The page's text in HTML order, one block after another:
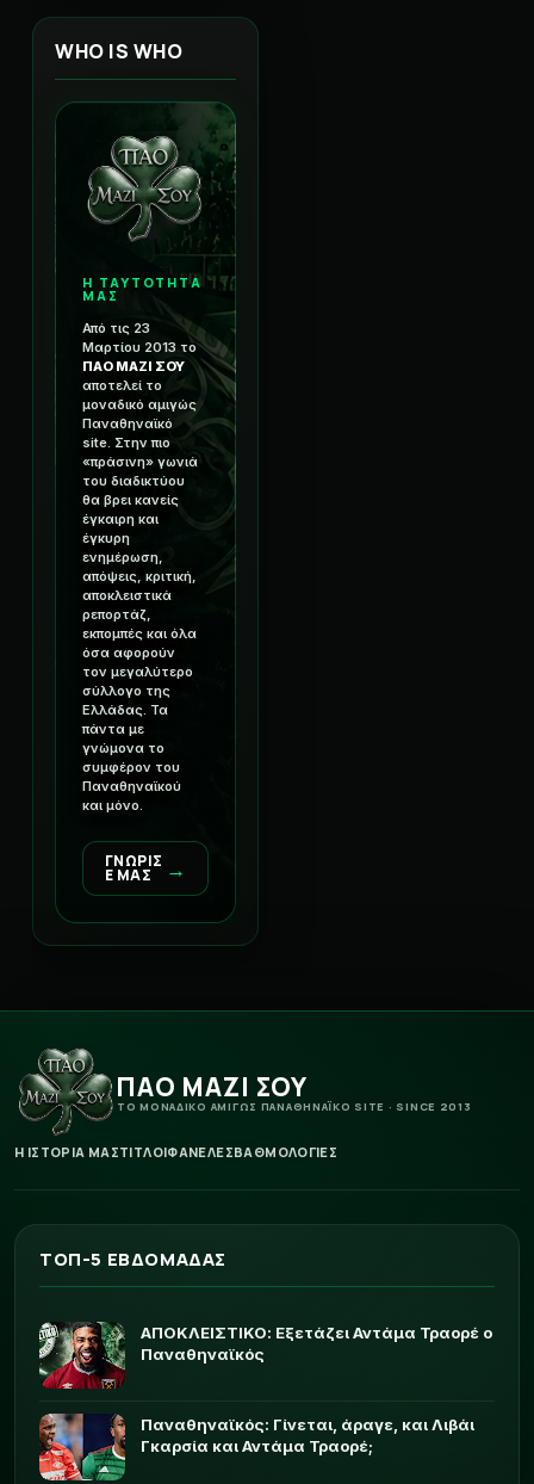
WHO IS WHO
Η ΤΑΥΤΟΤΗΤΑ
ΜΑΣ
Από τις 23
Μαρτίου 2013 το
ΠΑΟ ΜΑΖΙ ΣΟΥ
αποτελεί το
μοναδικό αμιγώς
Παναθηναϊκό
site. Στην πιο
«πράσινη» γωνιά
του διαδικτύου
θα βρει κανείς
έγκαιρη και
έγκυρη
ενημέρωση,
απόψεις, κριτική,
αποκλειστικά
ρεπορτάζ,
εκπομπές και όλα
όσα αφορούν
τον μεγαλύτερο
σύλλογο της
Ελλάδας. Τα
πάντα με
γνώμονα το
συμφέρον του
Παναθηναϊκού
και μόνο.
ΓΝΩΡΙΣ
Ε ΜΑΣ →
ΠΑΟ ΜΑΖΙ ΣΟΥ
ΤΟ ΜΟΝΑΔΙΚΟ ΑΜΙΓΩΣ ΠΑΝΑΘΗΝΑΪΚΟ SITE · SINCE 2013
Η ΙΣΤΟΡΙΑ ΜΑΣΤΙΤΛΟΙΦΑΝΕΛΕΣΒΑΘΜΟΛΟΓΙΕΣ
ΤΟΠ-5 ΕΒΔΟΜΑΔΑΣ
ΑΠΟΚΛΕΙΣΤΙΚΟ: Εξετάζει Αντάμα Τραορέ ο
Παναθηναϊκός
Παναθηναϊκός: Γίνεται, άραγε, και Λιβάι
Γκαρσία και Αντάμα Τραορέ;